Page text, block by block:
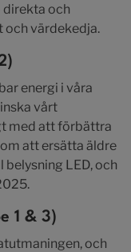
direkta och
och värdekedja.
energi i våra
vårt
med att förbättra
att ersätta äldre
belysning LED, och
1 & 3)
och